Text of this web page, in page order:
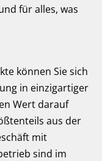
für alles, was
können Sie sich
in einzigartiger
Wert darauf
aus der
mit
sind im